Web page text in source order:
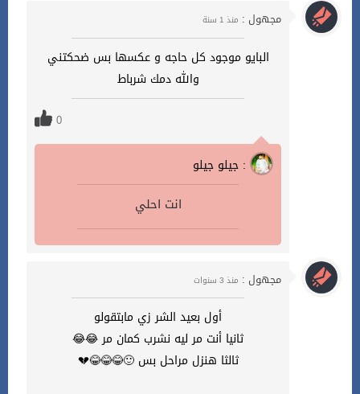
مجهول : منذ 1 سنة
البايو موجود كل حاجه و عكسها بس ضحكتني
والله دمك شرباط
0
جيلو جيلو :
انت احلي
مجهول : منذ 3 سنوات
أول بعيد الشر زي مابتقولو
ثانيا أنت مر ليه نشرب كمان مر 😂😂
ثالثا هنزل مراحل بس 🙂😂😂😂💔